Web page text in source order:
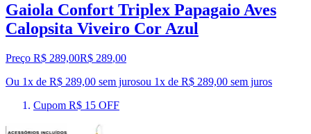
Gaiola Confort Triplex Papagaio Aves
Calopsita Viveiro Cor Azul
Preço R$ 289,00R$ 289,00
Ou 1x de R$ 289,00 sem jurosou 1x de R$ 289,00 sem juros
Cupom R$ 15 OFF